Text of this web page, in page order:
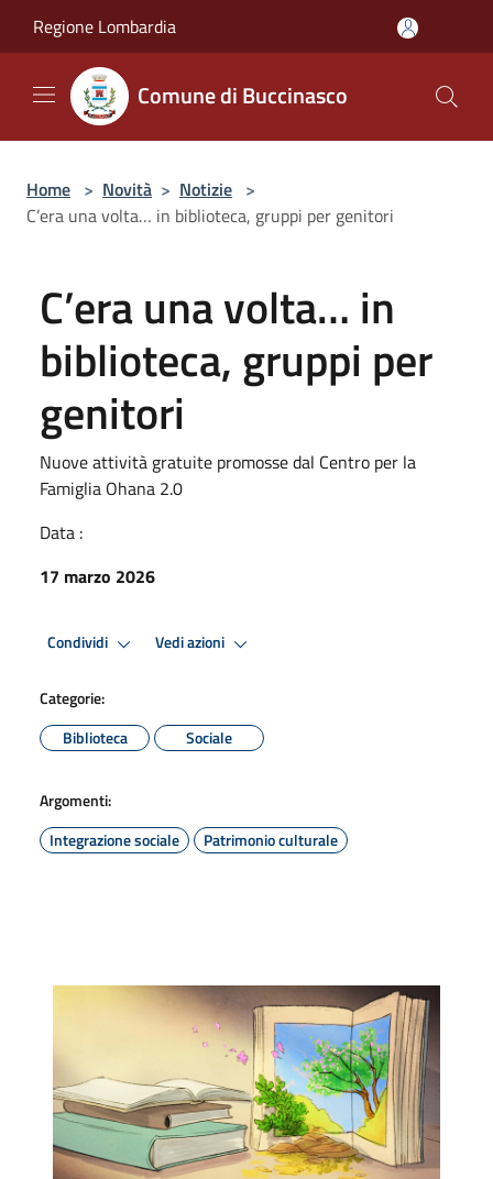
Regione Lombardia
Comune di Buccinasco
Home > Novità > Notizie >
C’era una volta… in biblioteca, gruppi per genitori
C’era una volta… in
biblioteca, gruppi per
genitori
Nuove attività gratuite promosse dal Centro per la
Famiglia Ohana 2.0
Data :
17 marzo 2026
Condividi Vedi azioni
Categorie:
Biblioteca
Sociale
Argomenti:
Integrazione sociale
Patrimonio culturale